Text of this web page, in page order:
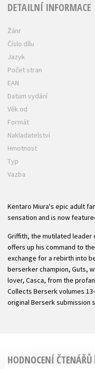
DETAILNÍ INFORMACE
Žánr
Číslo dílu
Jazyk
Počet stran
EAN
Datum vydání
Věk od
Formát
Nakladatelství
Hmotnost
Typ
Vazba
Kentaro Miura's epic adult
sensation and is now
Griffith, the mutilated leader
offers up his command to
exchange for a rebirth into
berserker champion, Guts,
lover, Casca, from the
Collects Berserk volumes
original Berserk submission
HODNOCENÍ ČTENÁŘŮ